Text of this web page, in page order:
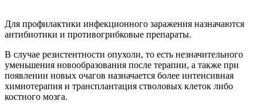
Для профилактики инфекционного заражения назначаются
антибиотики и противогрибковые препараты.
В случае резистентности опухоли, то есть незначительного
уменьшения новообразования после терапии, а также при
появлении новых очагов назначается более интенсивная
химиотерапия и трансплантация стволовых клеток либо
костного мозга.